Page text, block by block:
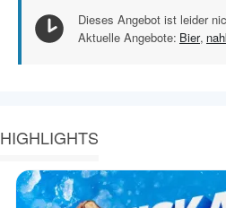
Dieses Angebot ist leider
Aktuelle Angebote: Bier,
HIGHLIGHTS